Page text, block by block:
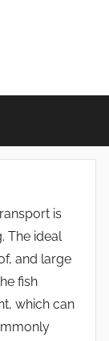
is
The ideal
and large
fish
which can